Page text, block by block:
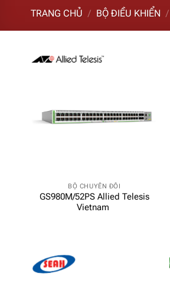
TRANG CHỦ / BỘ ĐIỀU KHIỂN /
BỘ CHUYỂN ĐỔI
GS980M/52PS Allied Telesis
Vietnam